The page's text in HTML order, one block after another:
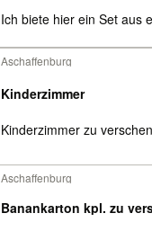
Ich biete hier ein Set aus
Aschaffenburg
Kinderzimmer
Kinderzimmer zu
Aschaffenburg
Banankarton kpl. zu